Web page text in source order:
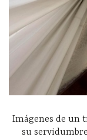
Imágenes de un
su